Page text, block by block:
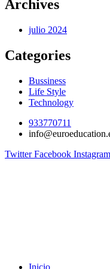
Archives
julio 2024
Categories
Bussiness
Life Style
Technology
933770711
Twitter Facebook Instagram
Inicio